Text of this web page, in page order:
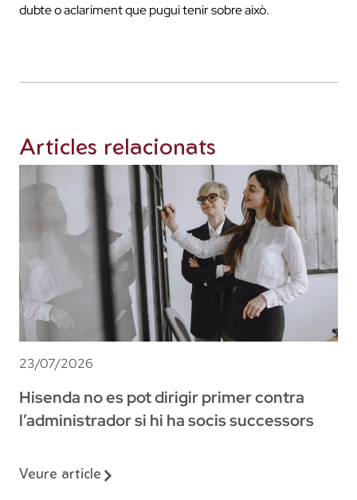
dubte o aclariment que pugui tenir sobre això.
Articles relacionats
23/07/2026
Hisenda no es pot dirigir primer contra
l’administrador si hi ha socis successors
Veure article